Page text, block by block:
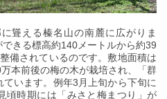
聳える榛名山の南麓に広がりま
きる標高約140メートルから約39
備されているのです。敷地面積は
本前後の梅の木が栽培され、「群
います。例年3月上旬から下旬に
頃時期には「みさと梅まつり」が